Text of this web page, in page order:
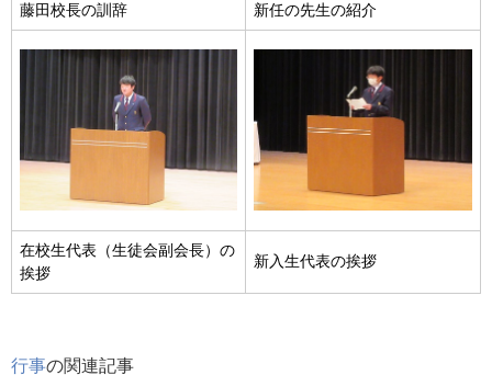
藤田校長の訓辞 新任の先生の紹介
在校生代表（生徒会副会長）の
挨拶
新入生代表の挨拶
行事の関連記事